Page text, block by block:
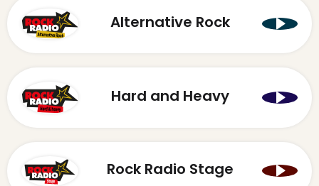
Alternative Rock
Hard and Heavy
Rock Radio Stage